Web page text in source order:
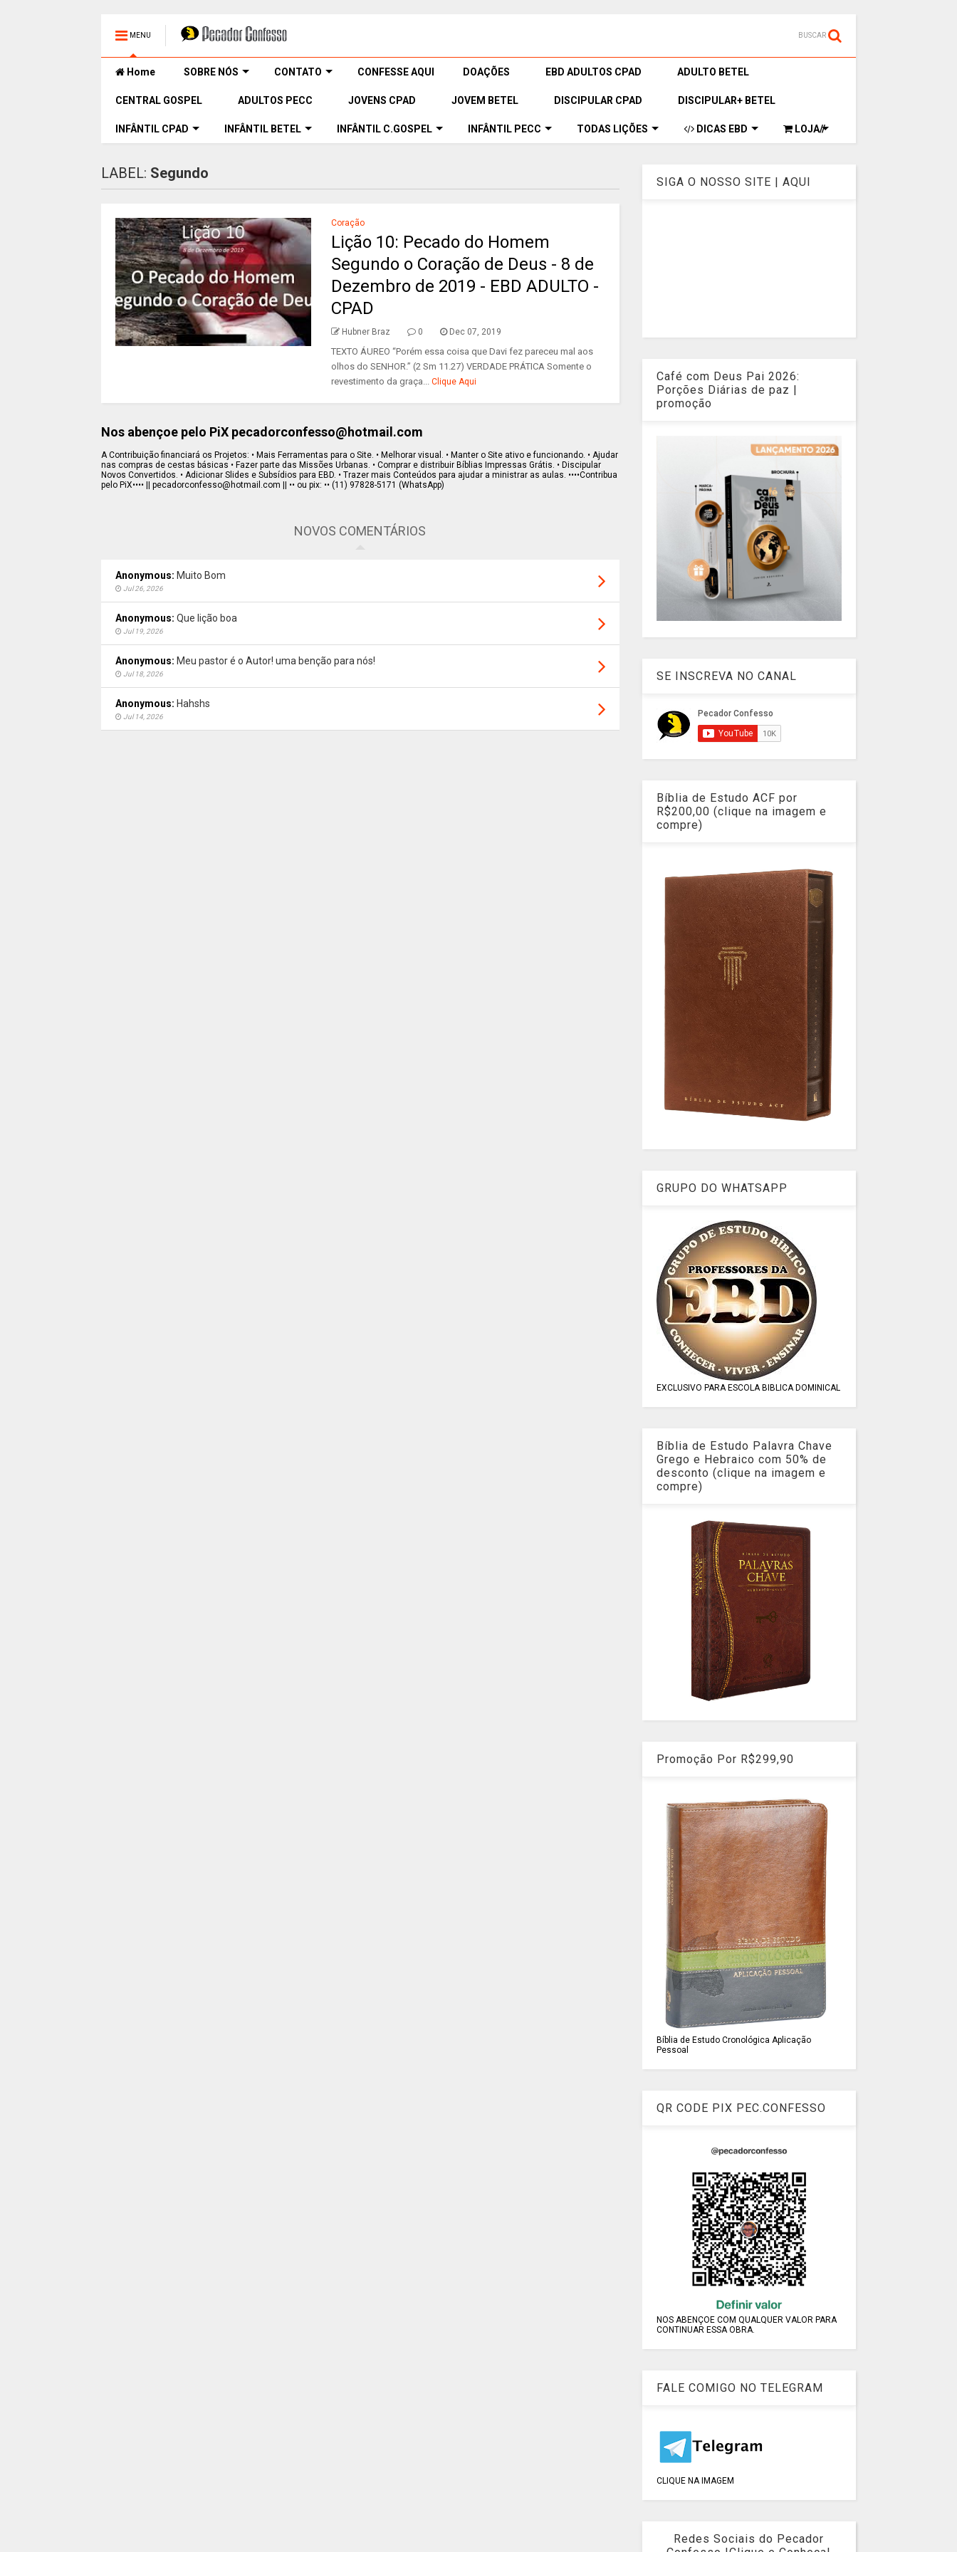
MENU BUSCAR
Home SOBRE NÓS CONTATO CONFESSE AQUI DOAÇÕES EBD ADULTOS CPAD ADULTO BETEL
CENTRAL GOSPEL ADULTOS PECC JOVENS CPAD JOVEM BETEL DISCIPULAR CPAD DISCIPULAR+ BETEL
INFÂNTIL CPAD INFÂNTIL BETEL INFÂNTIL C.GOSPEL INFÂNTIL PECC TODAS LIÇÕES DICAS EBD LOJA//
LABEL: Segundo
Coração
Lição 10: Pecado do Homem
Segundo o Coração de Deus - 8 de
Dezembro de 2019 - EBD ADULTO -
CPAD
Hubner Braz 0 Dec 07, 2019
TEXTO ÁUREO “Porém essa coisa que Davi fez pareceu mal aos
olhos do SENHOR.” (2 Sm 11.27) VERDADE PRÁTICA Somente o
revestimento da graça... Clique Aqui
Nos abençoe pelo PiX pecadorconfesso@hotmail.com
A Contribuição financiará os Projetos: • Mais Ferramentas para o Site. • Melhorar visual. • Manter o Site ativo e funcionando. • Ajudar
nas compras de cestas básicas • Fazer parte das Missões Urbanas. • Comprar e distribuir Bíblias Impressas Grátis. • Discipular
Novos Convertidos. • Adicionar Slides e Subsídios para EBD. • Trazer mais Conteúdos para ajudar a ministrar as aulas. ••••Contribua
pelo PiX•••• || pecadorconfesso@hotmail.com || •• ou pix: •• (11) 97828-5171 (WhatsApp)
NOVOS COMENTÁRIOS
Anonymous: Muito Bom
Jul 26, 2026
Anonymous: Que lição boa
Jul 19, 2026
Anonymous: Meu pastor é o Autor! uma benção para nós!
Jul 18, 2026
Anonymous: Hahshs
Jul 14, 2026
SIGA O NOSSO SITE | AQUI
Café com Deus Pai 2026:
Porções Diárias de paz |
promoção
SE INSCREVA NO CANAL
Bíblia de Estudo ACF por
R$200,00 (clique na imagem e
compre)
GRUPO DO WHATSAPP
EXCLUSIVO PARA ESCOLA BIBLICA DOMINICAL
Bíblia de Estudo Palavra Chave
Grego e Hebraico com 50% de
desconto (clique na imagem e
compre)
Promoção Por R$299,90
Bíblia de Estudo Cronológica Aplicação
Pessoal
QR CODE PIX PEC.CONFESSO
NOS ABENÇOE COM QUALQUER VALOR PARA
CONTINUAR ESSA OBRA.
FALE COMIGO NO TELEGRAM
CLIQUE NA IMAGEM
Redes Sociais do Pecador